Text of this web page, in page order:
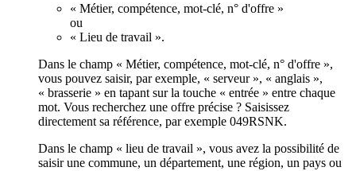
« Métier, compétence, mot-clé, n° d'offre »
ou
« Lieu de travail ».
Dans le champ « Métier, compétence, mot-clé, n° d'offre »,
vous pouvez saisir, par exemple, « serveur », « anglais »,
« brasserie » en tapant sur la touche « entrée » entre chaque
mot. Vous recherchez une offre précise ? Saisissez
directement sa référence, par exemple 049RSNK.
Dans le champ « lieu de travail », vous avez la possibilité de
saisir une commune, un département, une région, un pays ou